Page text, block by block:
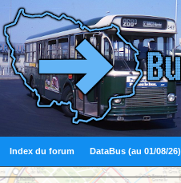
Index du forum DataBus (au 01/08/26)